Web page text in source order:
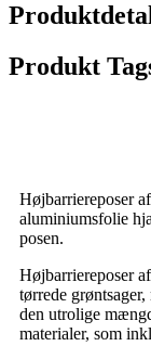
Produkt
Højbarriereposer
aluminiumsfolie
posen.
Højbarriereposer
tørrede
den utrolige
materialer, som